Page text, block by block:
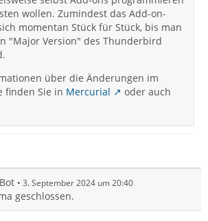
wollen. Zumindest das Add-on-
momentan Stück für Stück, bis man
"Major Version" des Thunderbird
über die Änderungen im
finden Sie in Mercurial
oder auch
3. September 2024 um 20:40
geschlossen.